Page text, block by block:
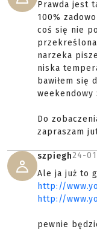
Prawda jest
100%
coś się nie
narzeka
niska
bawiłem się
Do
zapraszam
szpiegh24-
Ale ja już to
http://
http://
pewnie